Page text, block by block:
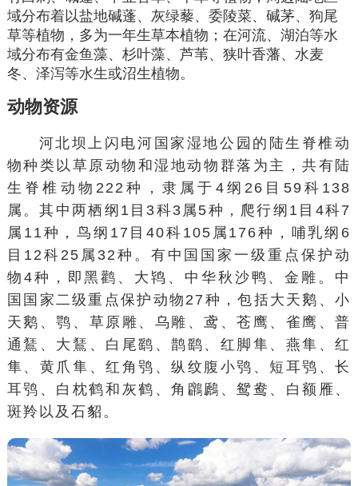
域分布着以盐地碱蓬、 灰绿藜、 委陵菜、 碱茅、 狗尾
草等植物，多为一年生草本植物；在河流、湖泊等水
域分布有金鱼藻、 杉叶藻、 芦苇、狭叶香藩、 水麦
冬、 泽泻等水生或沼生植物。
动物资源
河北坝上闪电河国家湿地公园的陆生脊椎动
物种类以草原动物和湿地动物群落为主，共有陆
生脊椎动物222种，隶属于4纲26目59科138
属。其中两栖纲1目3科3属5种，爬行纲1目4科7
属11种，鸟纲17目40科105属176种，哺乳纲6
目12科25属32种。有中国国家一级重点保护动
物4种，即黑鹳 、 大鸨 、 中华秋沙鸭 、金雕 。中
国国家二级重点保护动物27种，包括大天鹅 、小
天鹅 、鹗 、 草原雕 、 乌雕 、鸢 、苍鹰 、 雀鹰 、普
通鵟 、 大鵟 、 白尾鹞 、鹊鹞 、 红脚隼 、 燕隼 、红
隼 、 黄爪隼 、红角鸮 、纵纹腹小鸮 、短耳鸮 、长
耳鸮 、 白枕鹤和 灰鹤 、角鸊鷉 、鸳鸯 、 白额雁 、
斑羚 以及 石貂 。